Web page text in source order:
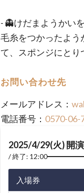
- 👻けだまようかい
毛糸をつかったよ
て、スポンジにと
お問い合わせ先
メールアドレス：
電話番号： 0570-06-
2025/4/29(火) 開
終了: 12:00
入場券